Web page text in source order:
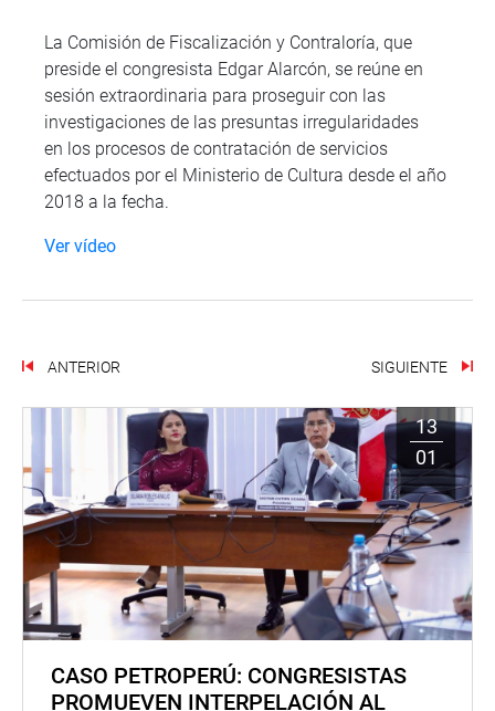
La Comisión de Fiscalización y Contraloría, que
preside el congresista Edgar Alarcón, se reúne en
sesión extraordinaria para proseguir con las
investigaciones de las presuntas irregularidades
en los procesos de contratación de servicios
efectuados por el Ministerio de Cultura desde el año
2018 a la fecha.
Ver vídeo
ANTERIOR SIGUIENTE
13
01
CASO PETROPERÚ: CONGRESISTAS
PROMUEVEN INTERPELACIÓN AL